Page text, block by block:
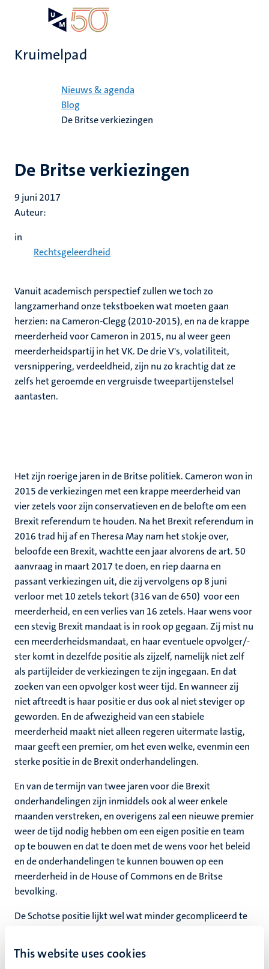
This website uses cookies
Kruimelpad
Nieuws & agenda
Blog
De Britse verkiezingen
De Britse verkiezingen
9 juni 2017
Auteur:
in
Rechtsgeleerdheid
Vanuit academisch perspectief zullen we toch zo
langzamerhand onze tekstboeken wat moeten gaan
herzien: na Cameron-Clegg (2010-2015), en na de krappe
meerderheid voor Cameron in 2015, nu al weer geen
meerderheidspartij in het VK. De drie V's, volatiliteit,
versnippering, verdeeldheid, zijn nu zo krachtig dat ze
zelfs het geroemde en vergruisde tweepartijenstelsel
aantasten.
Het zijn roerige jaren in de Britse politiek. Cameron won in
2015 de verkiezingen met een krappe meerderheid van
vier zetels voor zijn conservatieven en de belofte om een
Brexit referendum te houden. Na het Brexit referendum in
2016 trad hij af en Theresa May nam het stokje over,
beloofde een Brexit, wachtte een jaar alvorens de art. 50
aanvraag in maart 2017 te doen, en riep daarna en
passant verkiezingen uit, die zij vervolgens op 8 juni
verloor met 10 zetels tekort (316 van de 650) voor een
meerderheid, en een verlies van 16 zetels. Haar wens voor
een stevig Brexit mandaat is in rook op gegaan. Zij mist nu
een meerderheidsmandaat, en haar eventuele opvolger/-
ster komt in dezelfde positie als zijzelf, namelijk niet zelf
als partijleider de verkiezingen te zijn ingegaan. En dat
zoeken van een opvolger kost weer tijd. En wanneer zij
niet aftreedt is haar positie er dus ook al niet steviger op
geworden. En de afwezigheid van een stabiele
meerderheid maakt niet alleen regeren uitermate lastig,
maar geeft een premier, om het even welke, evenmin een
sterke positie in de Brexit onderhandelingen.
En van de termijn van twee jaren voor die Brexit
onderhandelingen zijn inmiddels ook al weer enkele
maanden verstreken, en overigens zal een nieuwe premier
weer de tijd nodig hebben om een eigen positie en team
op te bouwen en dat te doen met de wens voor het beleid
en de onderhandelingen te kunnen bouwen op een
meerderheid in de House of Commons en de Britse
bevolking.
De Schotse positie lijkt wel wat minder gecompliceerd te
onafhankelijkheidsreferendum plotsklaps minder zeker,
nu de SNP 21 zetels heeft verloren en op 35 in Schotland